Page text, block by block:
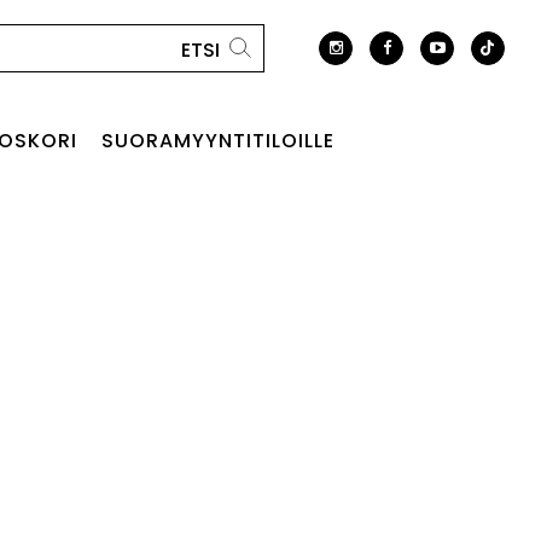
SUORAMYYNTITILOILLE